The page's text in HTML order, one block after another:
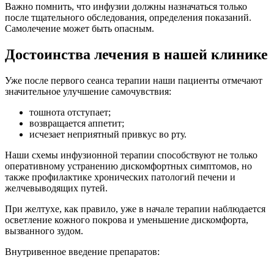
Важно помнить, что инфузии должны назначаться только
после тщательного обследования, определения показаний.
Самолечение может быть опасным.
Достоинства лечения в нашей клинике
Уже после первого сеанса терапии наши пациенты отмечают
значительное улучшение самочувствия:
тошнота отступает;
возвращается аппетит;
исчезает неприятный привкус во рту.
Наши схемы инфузионной терапии способствуют не только
оперативному устранению дискомфортных симптомов, но
также профилактике хронических патологий печени и
желчевыводящих путей.
При желтухе, как правило, уже в начале терапии наблюдается
осветление кожного покрова и уменьшение дискомфорта,
вызванного зудом.
Внутривенное введение препаратов: